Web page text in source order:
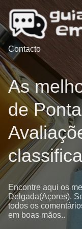
Contacto
As
de
Encontre aqui os
Delgada(Açores).
todos os
em boas mãos..